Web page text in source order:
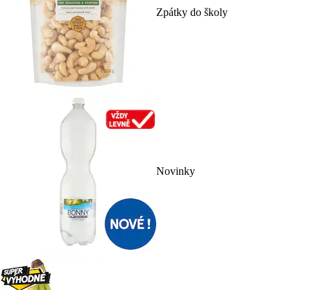
Zpátky do školy
Novinky